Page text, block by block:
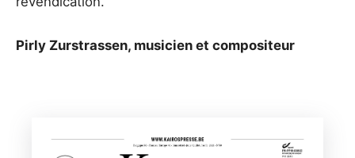
Pirly Zurstrassen, musicien et compositeur